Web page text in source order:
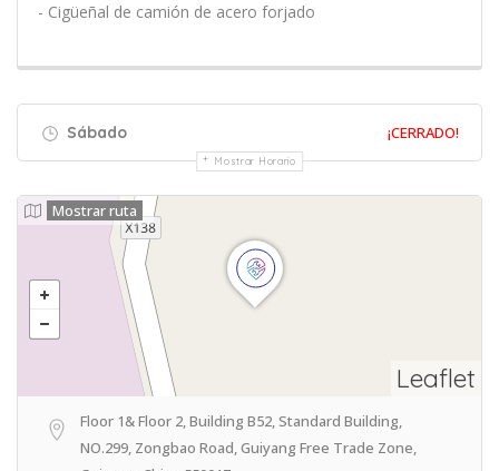
- Cigüeñal de camión de acero forjado
Sábado ¡CERRADO!
Mostrar Horario
Leaflet
Mostrar ruta
Floor 1& Floor 2, Building B52, Standard Building,
NO.299, Zongbao Road, Guiyang Free Trade Zone,